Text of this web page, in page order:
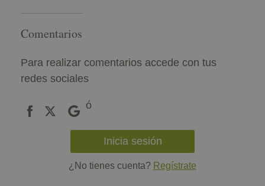
Comentarios
Para realizar comentarios accede con tus
redes sociales
ó
Inicia sesión
¿No tienes cuenta? Regístrate